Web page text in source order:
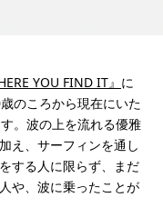
YOU FIND IT』 に
のころから現在にいた
。波の上を流れる優雅
え、サーフィンを通し
する人に限らず、まだ
や、波に乗ったことが